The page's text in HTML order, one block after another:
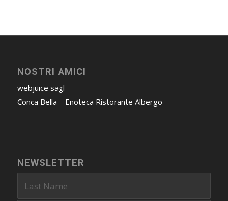
NOSTRI AMICI
webjuice sagl
Conca Bella – Enoteca Ristorante Albergo
NEWSLETTER